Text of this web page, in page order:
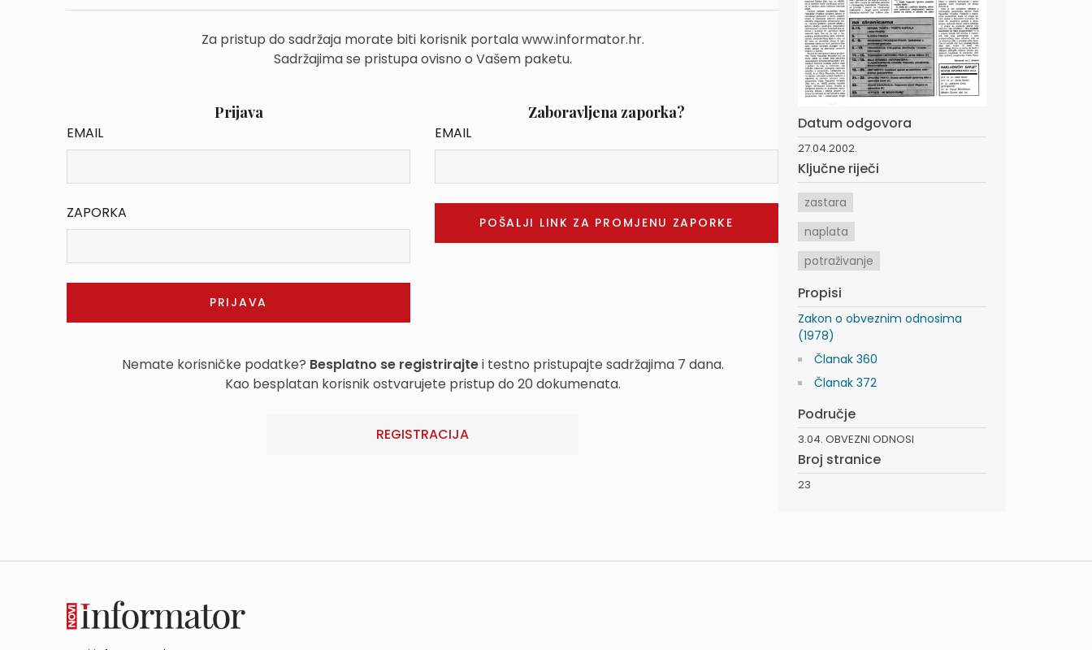
Za pristup do sadržaja morate biti korisnik portala www.informator.hr.
Sadržajima se pristupa ovisno o Vašem paketu.
Prijava
EMAIL
ZAPORKA
Zaboravljena zaporka?
EMAIL
Nemate korisničke podatke? Besplatno se registrirajtei testno pristupajte sadržajima 7 dana.
Kao besplatan korisnik ostvarujete pristup do 20 dokumenata.
REGISTRACIJA
Datum odgovora
27.04.2002.
Ključne riječi
zastara
naplata
potraživanje
Propisi
Zakon o obveznim odnosima
(1978)
Članak 360
Članak 372
Područje
3.04. OBVEZNI ODNOSI
Broj stranice
23